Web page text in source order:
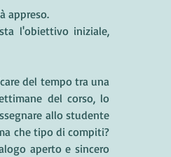
appreso.
l'obiettivo iniziale,
del corso, lo
allo studente
che tipo di compiti?
aperto e sincero